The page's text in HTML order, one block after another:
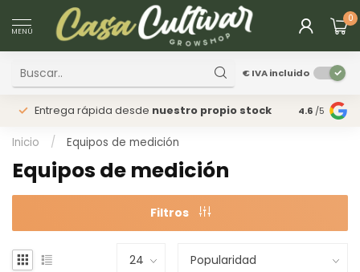
MENÚ
0
€IVA incluido
Entrega rápida desde nuestro propio stock Tienda
4.6 /5
Inicio / Equipos de medición
Equipos de medición
Filtros